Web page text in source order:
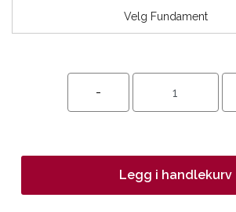
Velg Fundament
Legg i handlekurv